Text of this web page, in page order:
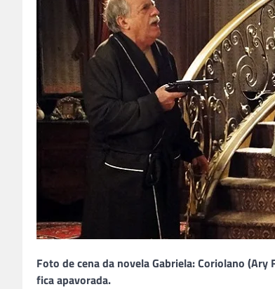
Foto de cena da novela Gabriela: Coriolano
fica apavorada.